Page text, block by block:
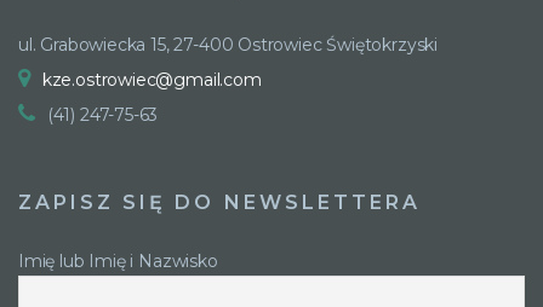
ul. Grabowiecka 15, 27-400 Ostrowiec Świętokrzyski
kze.ostrowiec@gmail.com
(41) 247-75-63
ZAPISZ SIĘ DO NEWSLETTERA
Imię lub Imię i Nazwisko